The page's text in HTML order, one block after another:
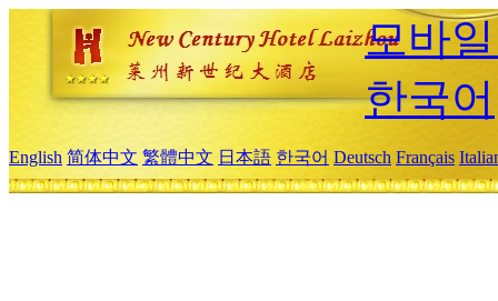
모바
한국어
English 简体中文 繁體中文 日本語 한국어 Deutsch Français